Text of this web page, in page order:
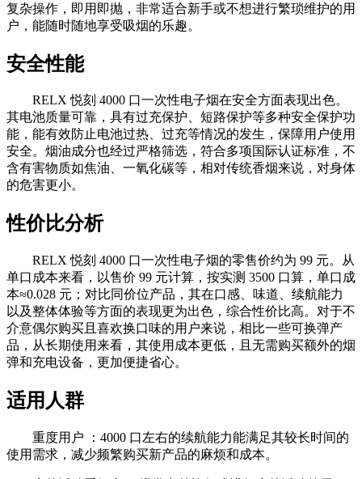
复杂操作，即用即抛，非常适合新手或不想进行繁琐维护的用
户，能随时随地享受吸烟的乐趣。
安全性能
RELX 悦刻 4000 口一次性电子烟在安全方面表现出色。
其电池质量可靠，具有过充保护、短路保护等多种安全保护功
能，能有效防止电池过热、过充等情况的发生，保障用户使用
安全。烟油成分也经过严格筛选，符合多项国际认证标准，不
含有害物质如焦油、一氧化碳等，相对传统香烟来说，对身体
的危害更小。
性价比分析
RELX 悦刻 4000 口一次性电子烟的零售价约为 99 元。从
单口成本来看，以售价 99 元计算，按实测 3500 口算，单口成
本≈0.028 元；对比同价位产品，其在口感、味道、续航能力
以及整体体验等方面的表现更为出色，综合性价比高。对于不
介意偶尔购买且喜欢换口味的用户来说，相比一些可换弹产
品，从长期使用来看，其使用成本更低，且无需购买额外的烟
弹和充电设备，更加便捷省心。
适用人群
重度用户 ：4000 口左右的续航能力能满足其较长时间的
使用需求，减少频繁购买新产品的麻烦和成本。